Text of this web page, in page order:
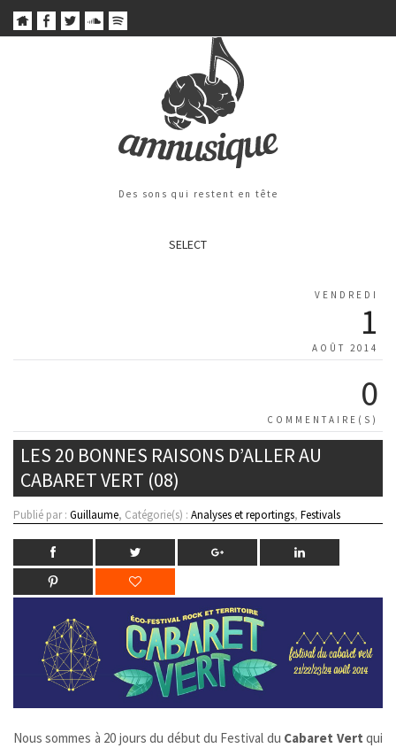
Des sons qui restent en tête
SELECT
VENDREDI
1
AOÛT 2014
0
COMMENTAIRE(S)
LES 20 BONNES RAISONS D’ALLER AU
CABARET VERT (08)
Publié par : Guillaume, Catégorie(s) : Analyses et reportings, Festivals
Nous sommes à 20 jours du début du Festival du Cabaret Vert qui